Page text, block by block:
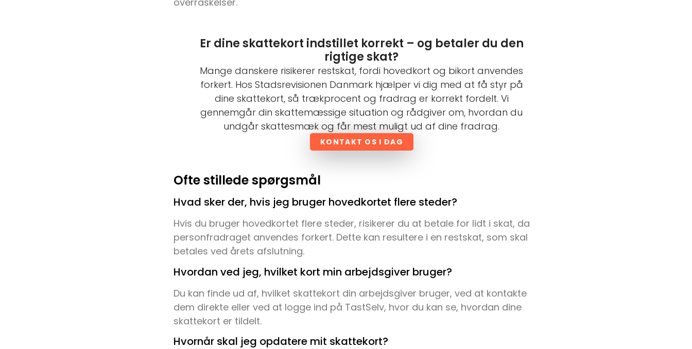
Er dine skattekort indstillet korrekt – og betaler du den
rigtige skat?
Mange danskere risikerer restskat, fordi hovedkort og bikort anvendes
forkert. Hos Stadsrevisionen Danmark hjælper vi dig med at få styr på
dine skattekort, så trækprocent og fradrag er korrekt fordelt. Vi
gennemgår din skattemæssige situation og rådgiver om, hvordan du
undgår skattesmæk og får mest muligt ud af dine fradrag.
KONTAKT OS I DAG
Ofte stillede spørgsmål
Hvad sker der, hvis jeg bruger hovedkortet flere steder?
Hvis du bruger hovedkortet flere steder, risikerer du at betale for lidt i skat, da
personfradraget anvendes forkert. Dette kan resultere i en restskat, som skal
betales ved årets afslutning.
Hvordan ved jeg, hvilket kort min arbejdsgiver bruger?
Du kan finde ud af, hvilket skattekort din arbejdsgiver bruger, ved at kontakte
dem direkte eller ved at logge ind på TastSelv, hvor du kan se, hvordan dine
skattekort er tildelt.
Hvornår skal jeg opdatere mit skattekort?